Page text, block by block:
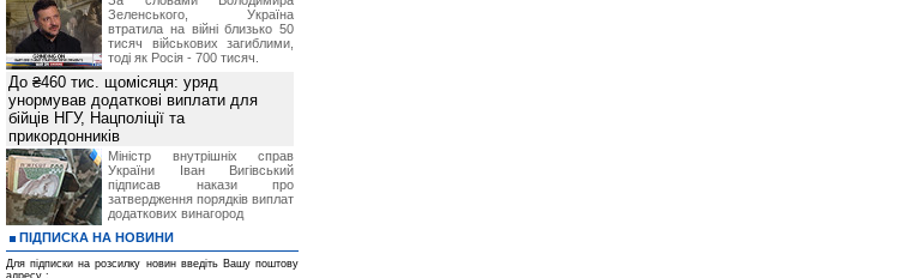
Зеленського, Україна
втратила на війні близько 50
тисяч військових загиблими,
тоді як Росія - 700 тисяч.
До ₴460 тис. щомісяця: уряд
унормував додаткові виплати для
бійців НГУ, Нацполіції та
прикордонників
Міністр внутрішніх справ
України Іван Вигівський
підписав накази про
затвердження порядків виплат
додаткових винагород
ПІДПИСКА НА НОВИНИ
Для підписки на розсилку новин введіть Вашу поштову
адресу :